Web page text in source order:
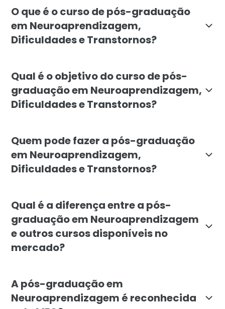
O que é o curso de pós-graduação
em Neuroaprendizagem,
Dificuldades e Transtornos?
Qual é o objetivo do curso de pós-
graduação em Neuroaprendizagem,
Dificuldades e Transtornos?
Quem pode fazer a pós-graduação
em Neuroaprendizagem,
Dificuldades e Transtornos?
Qual é a diferença entre a pós-
graduação em Neuroaprendizagem
e outros cursos disponíveis no
mercado?
A pós-graduação em
Neuroaprendizagem é reconhecida